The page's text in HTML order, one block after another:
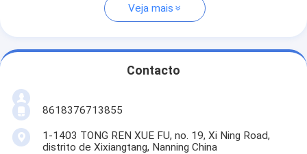
Veja mais
Contacto
8618376713855
1-1403 TONG REN XUE FU, no. 19, Xi Ning Road,
distrito de Xixiangtang, Nanning China